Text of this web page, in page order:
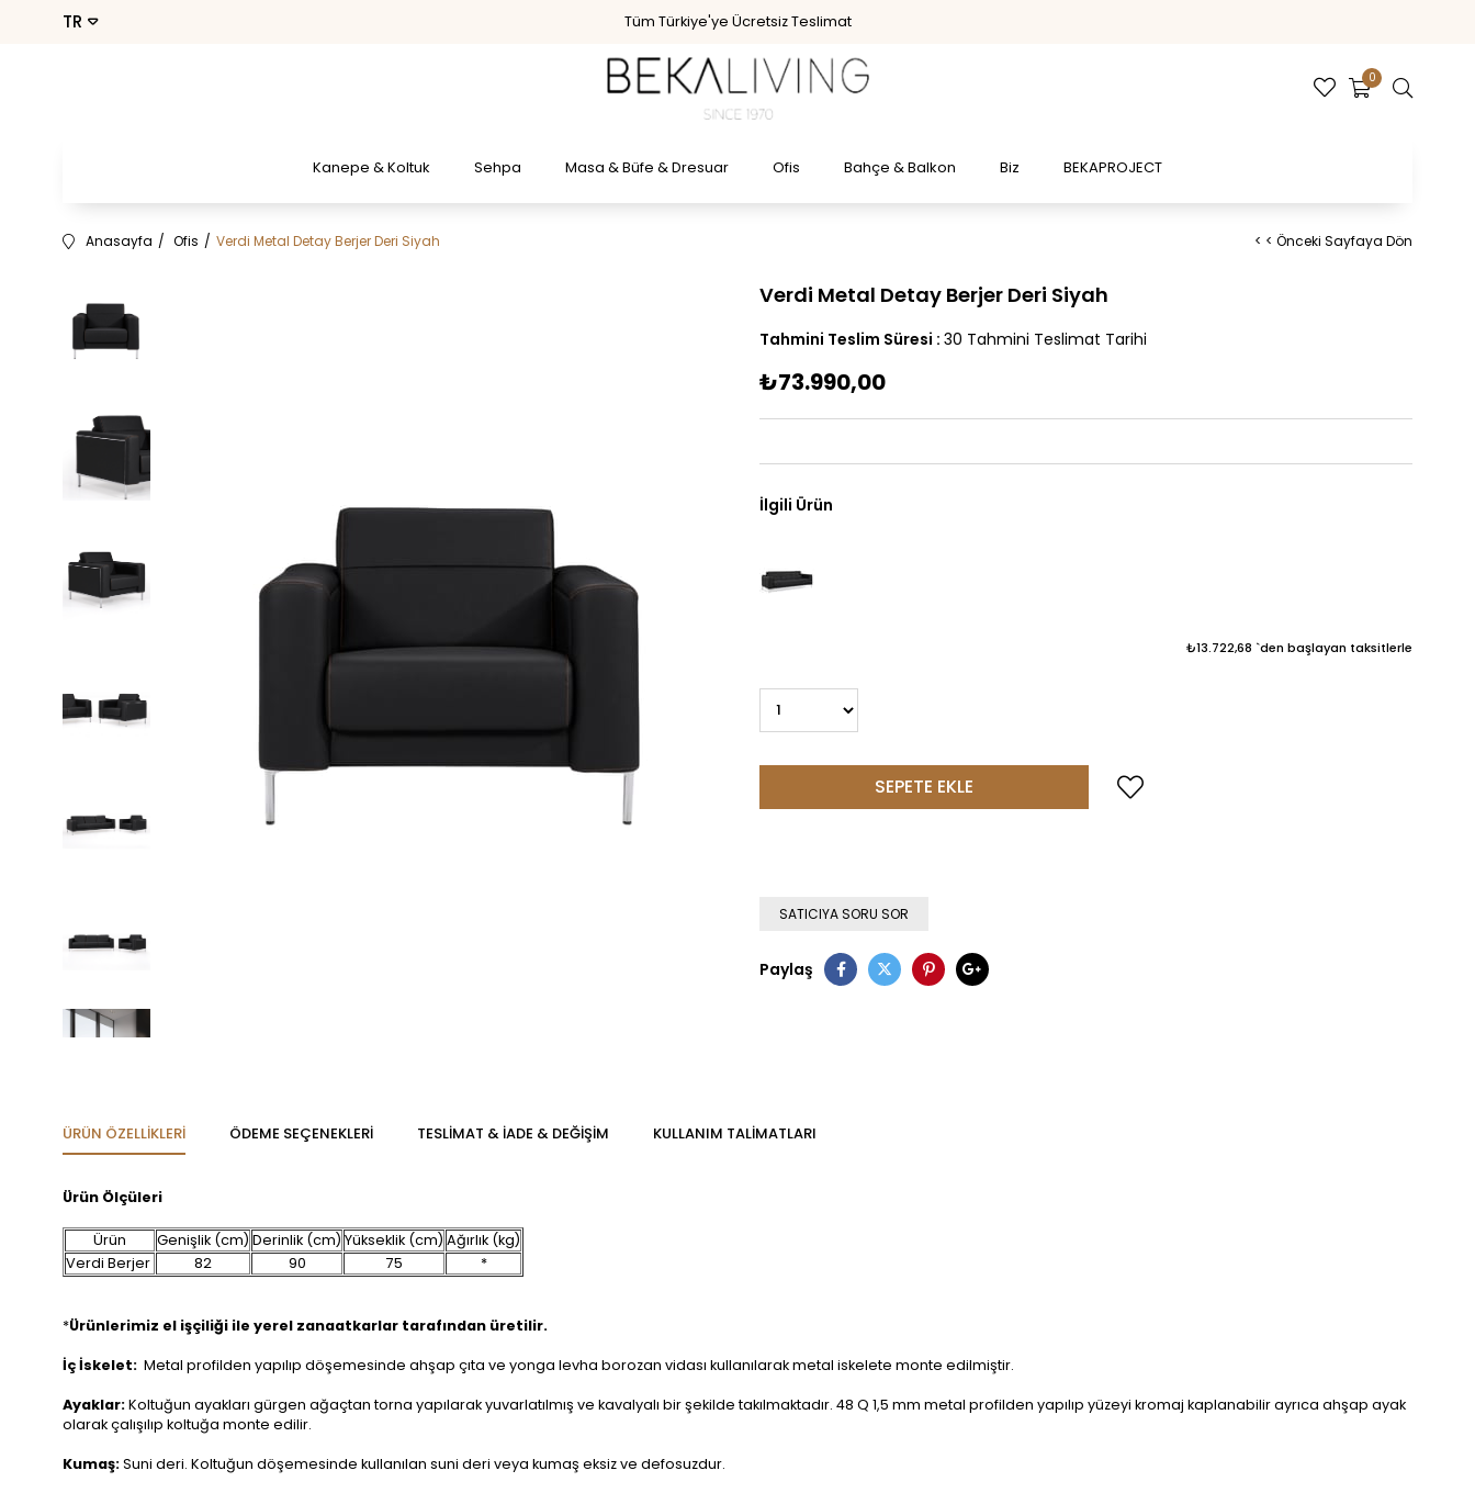
Tüm Türkiye'ye Ücretsiz Teslimat
0
Kanepe & Koltuk Sehpa Masa & Büfe & Dresuar Ofis Bahçe & Balkon Biz BEKAPROJECT
Anasayfa Ofis Verdi Metal Detay Berjer Deri Siyah < < Önceki Sayfaya Dön
Verdi Metal Detay Berjer Deri Siyah
Tahmini Teslim Süresi : 30 Tahmini Teslimat Tarihi
₺73.990,00
İlgili Ürün
₺13.722,68 `den başlayan taksitlerle
SATICIYA SORU SOR
Paylaş
ÜRÜN ÖZELLIKLERI ÖDEME SEÇENEKLERI TESLİMAT & İADE & DEĞİŞİM KULLANIM TALİMATLARI
Ürün Ölçüleri
Ürün Genişlik (cm) Derinlik (cm) Yükseklik (cm) Ağırlık (kg)
Verdi Berjer
82 90 75 *
*Ürünlerimiz el işçiliği ile yerel zanaatkarlar tarafından üretilir.
İç İskelet: Metal profilden yapılıp döşemesinde ahşap çıta ve yonga levha borozan vidası kullanılarak metal iskelete monte edilmiştir.
Ayaklar:Koltuğun ayakları gürgen ağaçtan torna yapılarak yuvarlatılmış ve kavalyalı bir şekilde takılmaktadır. 48 Q 1,5 mm metal profilden yapılıp yüzeyi kromaj kaplanabilir ayrıca ahşap ayak
olarak çalışılıp koltuğa monte edilir.
Kumaş:Suni deri. Koltuğun döşemesinde kullanılan suni deri veya kumaş eksiz ve defosuzdur.